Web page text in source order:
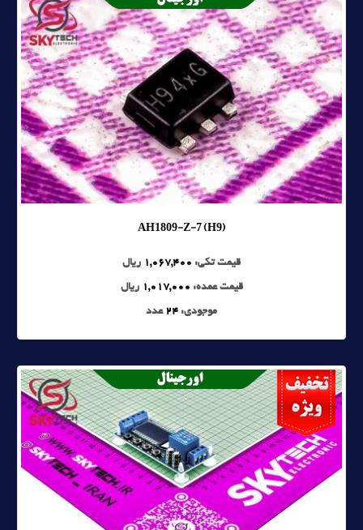
AH1809-Z-7 (H9)
قیمت تکی: 1,067,400 ریال
قیمت عمده: 1,017,000 ریال
موجودی: 24 عدد